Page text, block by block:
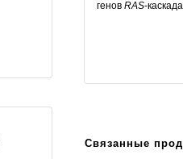
генов RAS-
Связанные